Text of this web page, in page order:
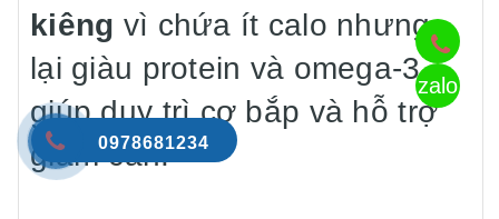
kiêng vì chứa ít calo nhưng
lại giàu protein và omega-3,
giúp duy trì cơ bắp và hỗ trợ
giảm cân.
zalo
0978681234